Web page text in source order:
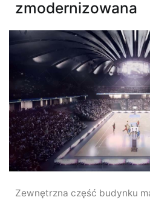
zmodernizowana
Zewnętrzna część budynku